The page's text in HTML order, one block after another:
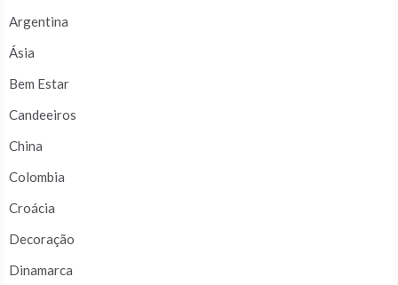
Argentina
Ásia
Bem Estar
Candeeiros
China
Colombia
Croácia
Decoração
Dinamarca